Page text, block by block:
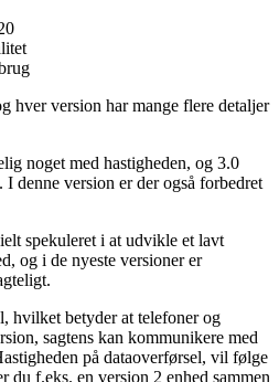
hver version har mange flere detaljer
noget med hastigheden, og 3.0
. I denne version er der også forbedret
spekuleret i at udvikle et lavt
og i de nyeste versioner er
hvilket betyder at telefoner og
sagtens kan kommunikere med
på dataoverførsel, vil følge
du f.eks. en version 2 enhed sammen